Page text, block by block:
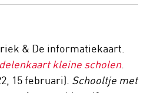
& De informatiekaart.
kleine scholen.
15 februari). Schooltje met